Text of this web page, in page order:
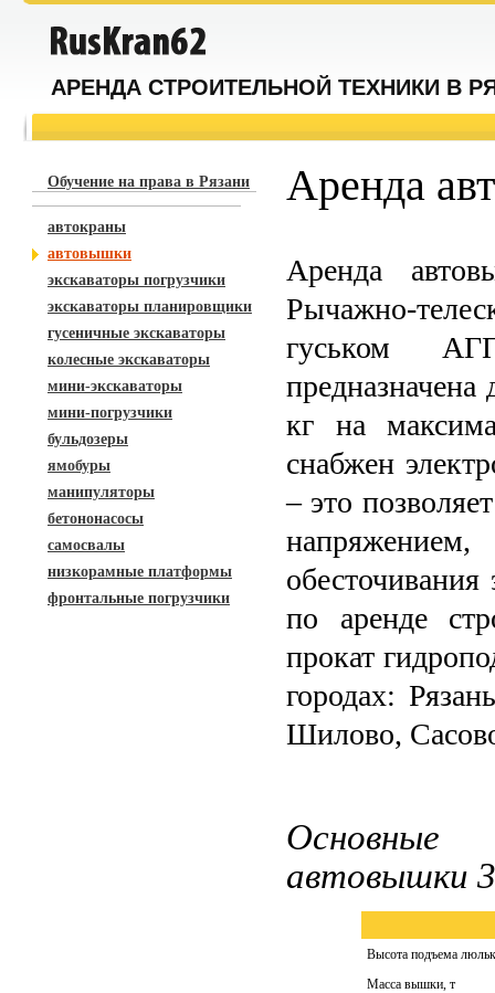
АРЕНДА СТРОИТЕЛЬНОЙ ТЕХНИКИ В
Обучение на права в Рязани
автокраны
автовышки
экскаваторы погрузчики
экскаваторы планировщики
гусеничные экскаваторы
колесные экскаваторы
мини-экскаваторы
мини-погрузчики
бульдозеры
ямобуры
манипуляторы
бетононасосы
самосвалы
низкорамные платформы
фронтальные погрузчики
Аренда
Аренда
Рычажно-
гуськом
кг на
снабжен
– это
обесточивания
по аренде
прокат
городах:
Шилово,
Основные
автовышки
Высота подъема
Масса вышки, т